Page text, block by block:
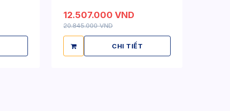
12.507.000 VND
20.845.000 VND
CHI TIẾT